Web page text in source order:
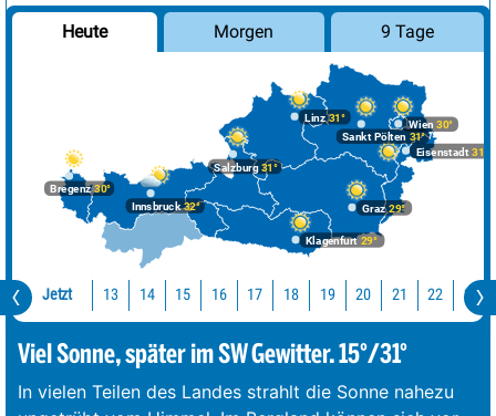
Heute Morgen 9 Tage
Bregenz30°
Graz29°
Innsbruck32°
Klagenfurt 29°
Linz31°
Salzburg31°
Wien 30°
Eisenstadt 31°
Sankt Pölten 31°
Jetzt 13 14 15 16 17 18 19 20 21 22 23
Viel Sonne, später im SW Gewitter. 15°/31°
In vielen Teilen des Landes strahlt die Sonne nahezu